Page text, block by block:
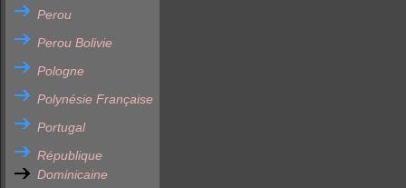
Perou
Perou Bolivie
Pologne
Polynésie Française
Portugal
République
Dominicaine